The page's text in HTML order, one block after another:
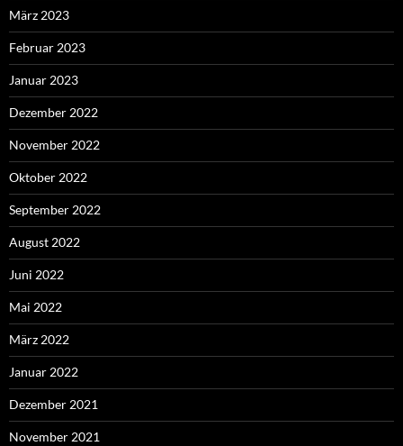
März 2023
Februar 2023
Januar 2023
Dezember 2022
November 2022
Oktober 2022
September 2022
August 2022
Juni 2022
Mai 2022
März 2022
Januar 2022
Dezember 2021
November 2021